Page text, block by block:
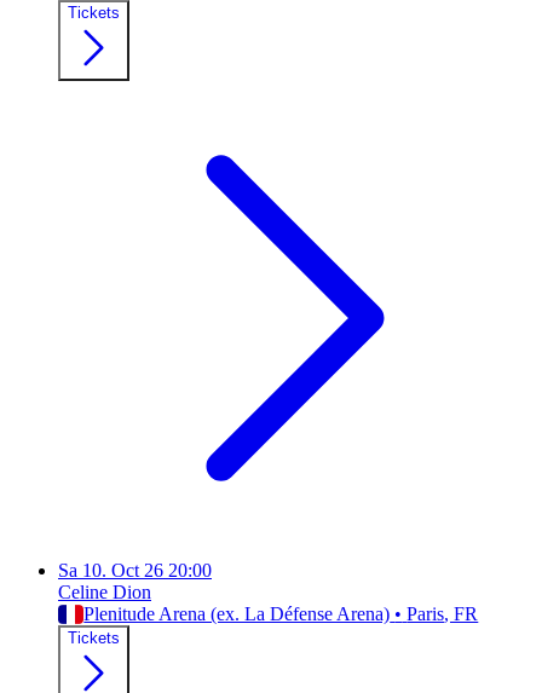
Tickets
Sa 10. Oct 26 20:00
Celine Dion
Plenitude Arena (ex. La Défense Arena) • Paris, FR
Tickets